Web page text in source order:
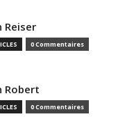
Reiser
0 Commentaires
Robert
0 Commentaires